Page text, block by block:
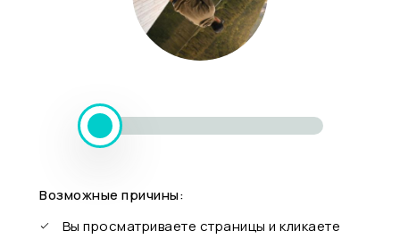
Возможные причины:
Вы просматриваете страницы и кликаете